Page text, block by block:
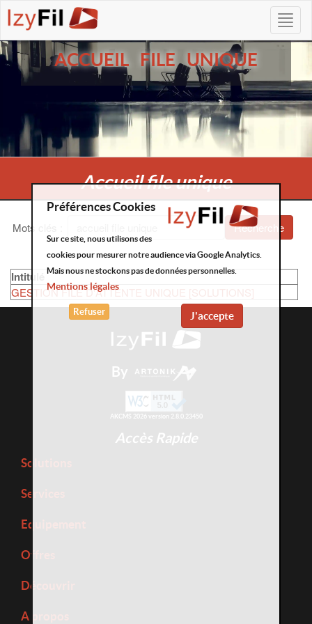
ACCUEIL FILE UNIQUE
Accueil file unique
Mots clés Recherche
Intitulé
GESTION FILE D'ATTENTE UNIQUE [SOLUTIONS]
By
AKCMS 2026 version 2.8.0.23450
Accès Rapide
Solutions
Services
Equipement
Offres
Découvrir
A propos
Préférences Cookies
Sur ce site, nous utilisons des
cookies pour mesurer notre audience via Google Analytics.
Mais nous ne stockons pas de données personnelles.
Mentions légales
J'accepte
Refuser